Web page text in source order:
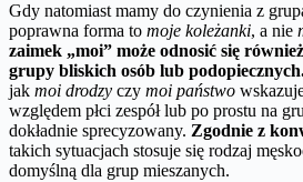
Gdy natomiast mamy do czynienia z
poprawna forma to moje koleżanki, a nie
zaimek „moi” może odnosić się
grupy bliskich osób lub
jak moi drodzy czy moi państwo
względem płci zespół lub po prostu na
dokładnie sprecyzowany. Zgodnie z
takich sytuacjach stosuje się rodzaj
domyślną dla grup mieszanych.